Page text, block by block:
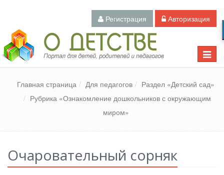
Регистрация Авторизация
Toggle
Педагогический портал «О детстве»
Главная страница Для педагогов
Раздел «Детский сад»
Рубрика «Ознакомление дошкольников с окружающим
миром»
Очаровательный сорняк